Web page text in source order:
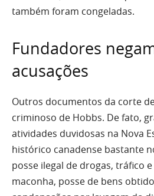
também foram congeladas.
Fundadores
acusações
Outros documentos da corte
criminoso de Hobbs. De fato,
atividades duvidosas na Nova
histórico canadense bastante
posse ilegal de drogas, tráfico
maconha, posse de bens